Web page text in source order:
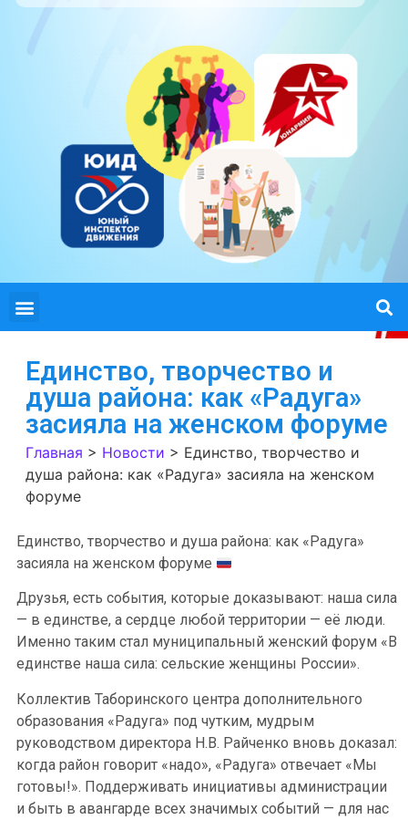
Единство, творчество и
душа района: как «Радуга»
засияла на женском форуме
Главная > Новости > Единство, творчество и
душа района: как «Радуга» засияла на женском
форуме
Единство, творчество и душа района: как «Радуга»
засияла на женском форуме
Друзья, есть события, которые доказывают: наша сила
— в единстве, а сердце любой территории — её люди.
Именно таким стал муниципальный женский форум «В
единстве наша сила: сельские женщины России».
Коллектив Таборинского центра дополнительного
образования «Радуга» под чутким, мудрым
руководством директора Н.В. Райченко вновь доказал:
когда район говорит «надо», «Радуга» отвечает «Мы
готовы!». Поддерживать инициативы администрации
и быть в авангарде всех значимых событий — для нас